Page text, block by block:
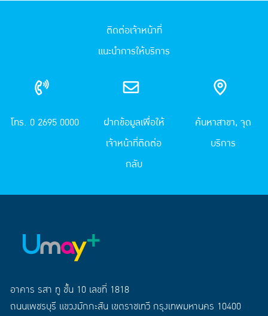
ติดต่อเจ้าหน้าที่
แนะนำการให้บริการ
โทร. 0 2695 0000
ฝากข้อมูลเพื่อให้
เจ้าหน้าที่ติดต่อ
กลับ
ค้นหาสาขา, จุด
บริการ
อาคาร รสา ทู ชั้น 10 เลขที่ 1818
ถนนเพชรบุรี แขวงมักกะสัน เขตราชเทวี กรุงเทพมหานคร 10400